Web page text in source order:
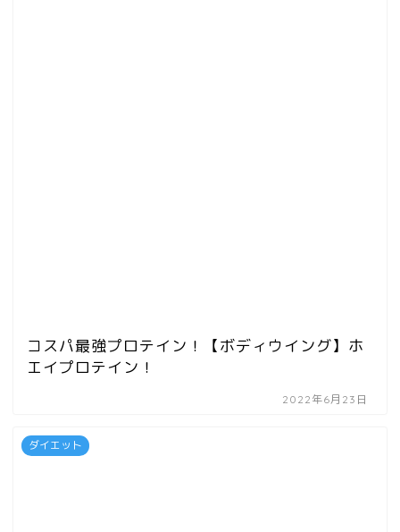
コスパ最強プロテイン！【ボディウイング】ホ
エイプロテイン！
2022年6月23日
ダイエット